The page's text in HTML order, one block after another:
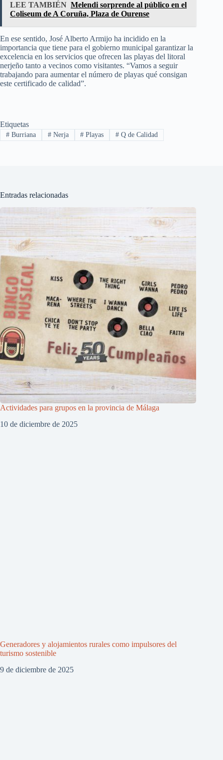
LEE TAMBIÉN Melendi sorprende al público en el
Coliseum de A Coruña, Plaza de Ourense
En ese sentido, José Alberto Armijo ha incidido en la
importancia que tiene para el gobierno municipal garantizar la
excelencia en los servicios que ofrecen las playas del litoral
nerjeño tanto a vecinos como visitantes. “Vamos a seguir
trabajando para aumentar el número de playas qué consigan
este certificado de calidad”.
Etiquetas
#Burriana #Nerja # Playas # Q de Calidad
Entradas relacionadas
Actividades para grupos en la provincia de Málaga
10 de diciembre de 2025
Generadores y alojamientos rurales como impulsores del
turismo sostenible
9 de diciembre de 2025